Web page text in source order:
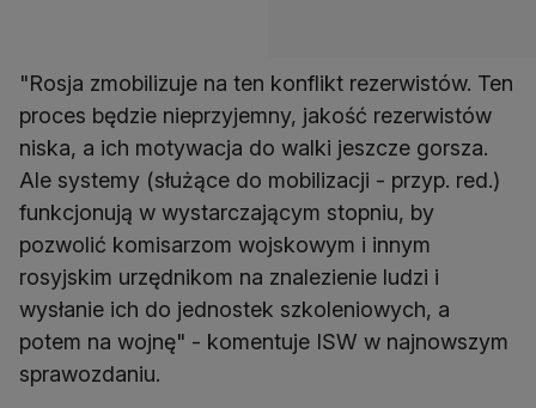
"Rosja zmobilizuje na ten konflikt rezerwistów. Ten
proces będzie nieprzyjemny, jakość rezerwistów
niska, a ich motywacja do walki jeszcze gorsza.
Ale systemy (służące do mobilizacji - przyp. red.)
funkcjonują w wystarczającym stopniu, by
pozwolić komisarzom wojskowym i innym
rosyjskim urzędnikom na znalezienie ludzi i
wysłanie ich do jednostek szkoleniowych, a
potem na wojnę" - komentuje ISW w najnowszym
sprawozdaniu.